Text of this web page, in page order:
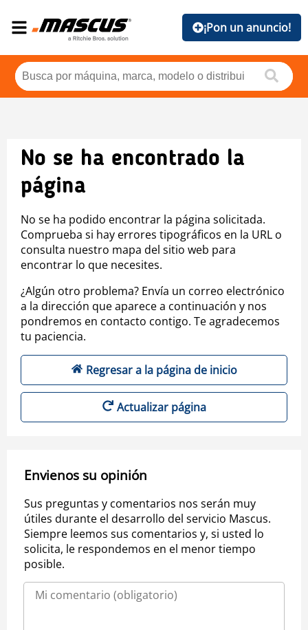
¡Pon un anuncio!
No se ha encontrado la
página
No se ha podido encontrar la página solicitada.
Comprueba si hay errores tipográficos en la URL o
consulta nuestro mapa del sitio web para
encontrar lo que necesites.
¿Algún otro problema? Envía un correo electrónico
a la dirección que aparece a continuación y nos
pondremos en contacto contigo. Te agradecemos
tu paciencia.
Regresar a la página de inicio
Actualizar página
Envienos su opinión
Sus preguntas y comentarios nos serán muy
útiles durante el desarrollo del servicio Mascus.
Siempre leemos sus comentarios y, si usted lo
solicita, le respondemos en el menor tiempo
posible.